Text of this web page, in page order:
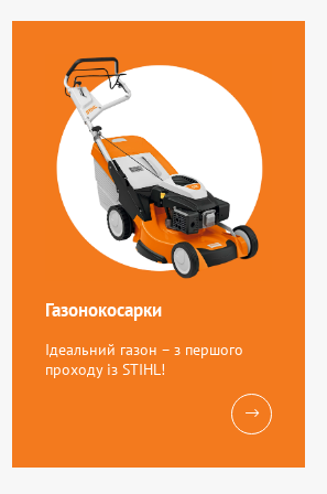
Газонокосарки
Ідеальний газон – з першого
проходу із STIHL!